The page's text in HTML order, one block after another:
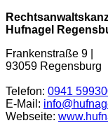
Hufnagel
Frankenstraße 9 |
93059 Regensburg
Telefon: 0941
E-Mail:
Webseite: